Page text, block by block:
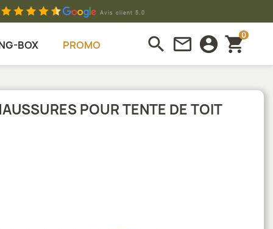
BOX PROMO search mail_outline account_circle shopping_cart
0
POUR TENTE DE TOIT